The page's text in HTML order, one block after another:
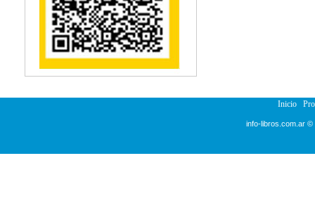
Inicio
info-libros.com.ar